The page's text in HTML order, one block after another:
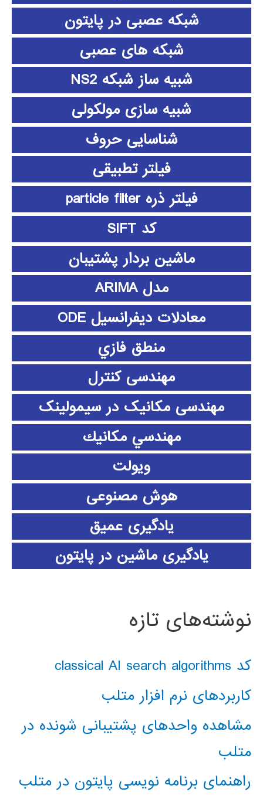
شبکه عصبی در پایتون
شبکه های عصبی
شبیه ساز شبکه NS2
شبیه سازی مولکولی
شناسایی حروف
فیلتر تطبیقی
فیلتر ذره particle filter
کد SIFT
ماشین بردار پشتیبان
مدل ARIMA
معادلات دیفرانسیل ODE
منطق فازي
مهندسی کنترل
مهندسی مکانیک در سیمولینک
مهندسي مكانيك
ویولت
هوش مصنوعی
یادگیری عمیق
یادگیری ماشین در پایتون
نوشته‌های تازه
کد classical AI search algorithms
کاربردهای نرم افزار متلب
مشاهده واحدهای پشتیبانی شونده در
متلب
راهنمای برنامه نویسی پایتون در متلب